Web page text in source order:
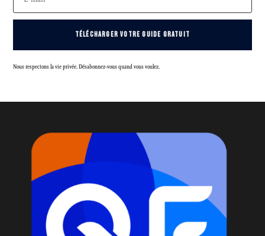
TÉLÉCHARGER VOTRE GUIDE GRATUIT
Nous respectons la vie privée. Désabonnez-vous quand vous voulez.